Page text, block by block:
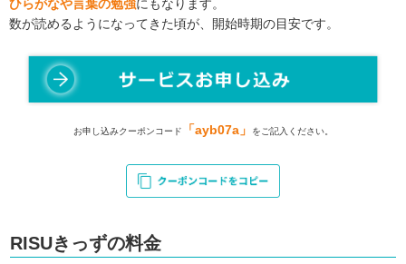
ひらがなや言葉の勉強にもなります。
数が読めるようになってきた頃が、開始時期の目安です。
お申し込みクーポンコード 「ayb07a」 をご記入ください。
RISUきっずの料金